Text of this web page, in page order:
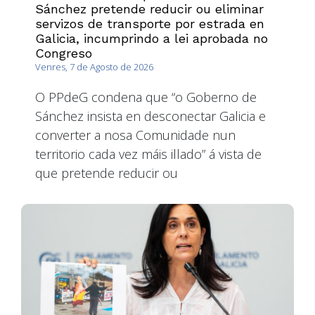
Sánchez pretende reducir ou eliminar
servizos de transporte por estrada en
Galicia, incumprindo a lei aprobada no
Congreso
Venres, 7 de Agosto de 2026
O PPdeG condena que “o Goberno de
Sánchez insista en desconectar Galicia e
converter a nosa Comunidade nun
territorio cada vez máis illado” á vista de
que pretende reducir ou